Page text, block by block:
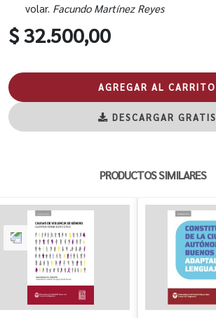
volar. Facundo Martínez Reyes
$ 32.500,00
AGREGAR AL CARRITO
DESCARGAR GRATIS
PRODUCTOS SIMILARES